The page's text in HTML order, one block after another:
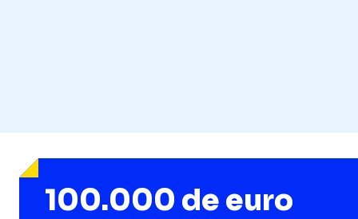
100.000 de euro